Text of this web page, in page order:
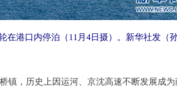
港口内停泊（11月4日摄）。新华社发（
，历史上因运河、京沈高速不断发展成为